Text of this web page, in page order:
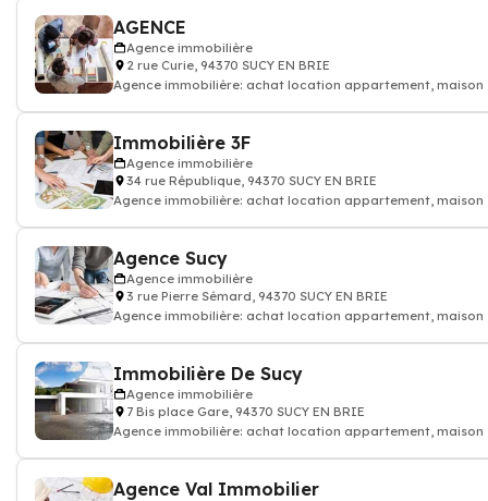
AGENCE
Agence immobilière
2 rue Curie, 94370 SUCY EN BRIE
Agence immobilière: achat location appartement, maison
Immobilière 3F
Agence immobilière
34 rue République, 94370 SUCY EN BRIE
Agence immobilière: achat location appartement, maison
Agence Sucy
Agence immobilière
3 rue Pierre Sémard, 94370 SUCY EN BRIE
Agence immobilière: achat location appartement, maison
Immobilière De Sucy
Agence immobilière
7 Bis place Gare, 94370 SUCY EN BRIE
Agence immobilière: achat location appartement, maison
Agence Val Immobilier